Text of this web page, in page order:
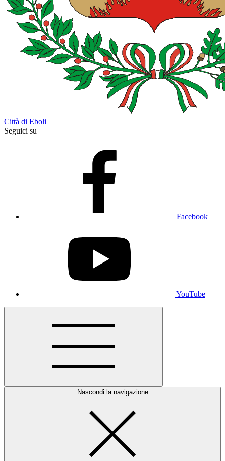
Città di Eboli
Seguici su
Facebook
YouTube
Nascondi la navigazione